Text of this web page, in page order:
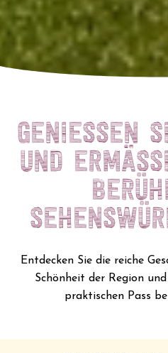
GENIESSEN
ND
Entdecken Sie die reiche
Schönheit der Region
praktischen Pass